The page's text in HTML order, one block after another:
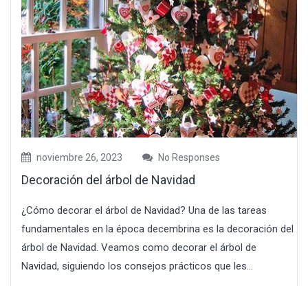
noviembre 26, 2023 No Responses
Decoración del árbol de Navidad
¿Cómo decorar el árbol de Navidad? Una de las tareas
fundamentales en la época decembrina es la decoración del
árbol de Navidad. Veamos como decorar el árbol de
Navidad, siguiendo los consejos prácticos que les...